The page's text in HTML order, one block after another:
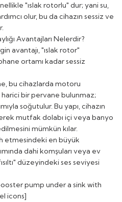
"ıslak rotorlu" dur; yani su,
olur, bu da cihazın sessiz ve
Avantajları Nelerdir?
avantajı, "ıslak rotor"
ortamı kadar sessiz
bu cihazlarda motoru
bir pervane bulunmaz;
soğutulur. Bu yapı, cihazın
mutfak dolabı içi veya banyo
mümkün kılar.
etmesindeki en büyük
dahi komşuları veya ev
düzeyindeki ses seviyesi
pump under a sink with
icons]